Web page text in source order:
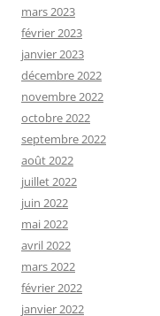
mars 2023
février 2023
janvier 2023
décembre 2022
novembre 2022
octobre 2022
septembre 2022
août 2022
juillet 2022
juin 2022
mai 2022
avril 2022
mars 2022
février 2022
janvier 2022